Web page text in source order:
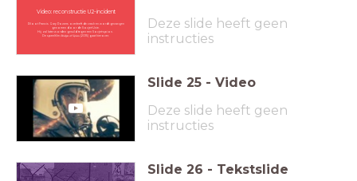
Video: reconstructie U2-incident
Piloot Francis Gary Powers overleeft de crash en wordt gevangen
genomen door de Sovjet-Unie.
Hij zal later worden geruild tegen een Sovjet-spion.
De speelfilm Bridge of Spies (2015) gaat hierover.
Deze slide heeft geen
instructies
Slide 25 - Video
Deze slide heeft geen
instructies
Slide 26 - Tekstslide